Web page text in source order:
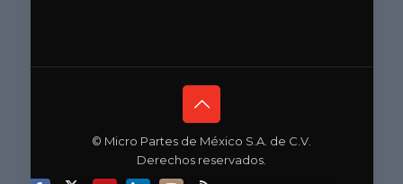
© Micro Partes de México S.A. de C.V.
Derechos reservados.